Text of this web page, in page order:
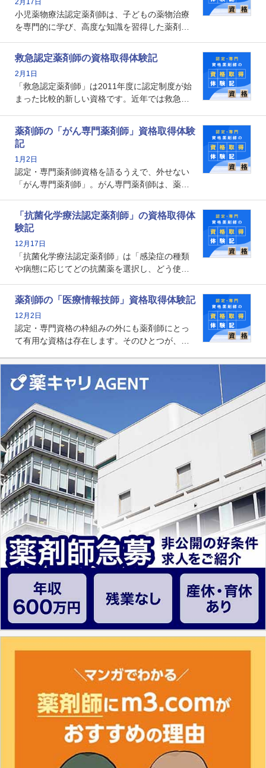
の証明になる資格と言えます。
2月17日
小児薬物療法認定薬剤師は、子どもの薬物治療
を専門的に学び、高度な知識を習得した薬剤師
や、特有の疾患、心理状況を理解し、専門性を
深めることで、子どもとその保護者に寄り添え
る存在です。今回はそんな小児薬物療法認定薬
剤師の取得体験記をご紹介します。
救急認定薬剤師の資格取得体験記
2月1日
「救急認定薬剤師」は2011年度に認定制度が始
まった比較的新しい資格です。近年では救急病
とから、救急認定薬剤師を目指す病院薬剤師も
増えているのではないでしょうか。今回はそん
な救急認定薬剤師の取得体験記をご紹介しま
す。
薬剤師の「がん専門薬剤師」資格取得体験
記
1月2日
認定・専門薬剤師資格を語るうえで、外せない
「がん専門薬剤師」。がん専門薬剤師は、薬剤
関する資格として、2009年に発足しました。薬
剤師の専門性を活かして高度化するがん医療に
貢献する姿は、今も病院薬剤師にとって一目置
かれる存在です。
「抗菌化学療法認定薬剤師」の資格取得体
験記
12月17日
「抗菌化学療法認定薬剤師」は「感染症の種類
や病態に応じてどの抗菌薬を選択し、どう使っ
る薬剤師です。現在、感染防止対策加算の施設
基準に専任の薬剤師配置が挙げられており、今
後は感染症領域で薬剤師に、より多くの役割が
求められる可能性もあります。
薬剤師の「医療情報技師」資格取得体験記
12月2日
認定・専門資格の枠組みの外にも薬剤師にとっ
て有用な資格は存在します。そのひとつが、
査データ、投薬歴など非常に多岐にわたる医療
データを利活用し、またシステム管理できるこ
とは、病院薬剤師を中心に大きな武器になりま
す。